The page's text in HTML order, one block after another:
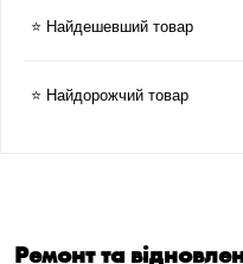
⭐ Найдешевший товар
⭐ Найдорожчий товар
Ремонт та